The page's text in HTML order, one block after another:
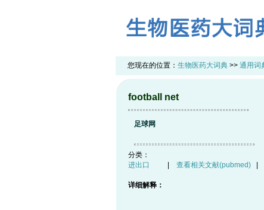
您现在的位置： 生物医药大词典 >> 通用词
football net
足球网
分类：
进出口
查看相关文献(pubmed)
详细解释：